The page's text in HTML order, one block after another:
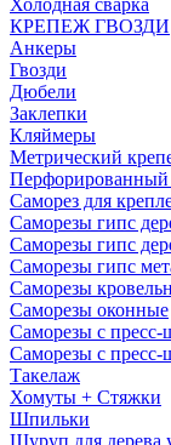
Холодная сварка
КРЕПЕЖ ГВОЗДИ
Анкеры
Гвозди
Дюбели
Заклепки
Кляймеры
Метрический
Перфорированный
Саморез для
Саморезы гипс
Саморезы гипс
Саморезы гипс
Саморезы
Саморезы оконные
Саморезы с
Саморезы с пресс-
Такелаж
Хомуты + Стяжки
Шпильки
Шуруп для дерева